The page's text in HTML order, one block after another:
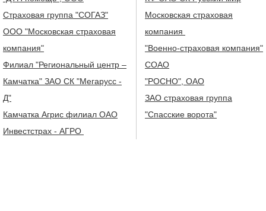
Страховая группа "СОГАЗ"
ООО "Московская страховая
компания"
Филиал "Региональный центр –
Камчатка" ЗАО СК "Мегарусс -
Д"
Камчатка Агрис филиал ОАО
Инвестстрах - АГРО
Московская страховая
компания
"Военно-страховая компания"
СОАО
"РОСНО", ОАО
ЗАО страховая группа
"Спасские ворота"